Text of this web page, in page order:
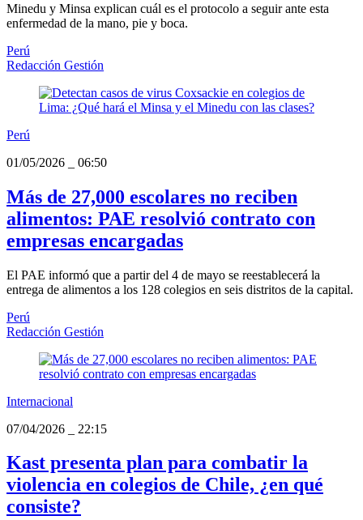
Minedu y Minsa explican cuál es el protocolo a seguir ante esta
enfermedad de la mano, pie y boca.
Perú
Redacción Gestión
Perú
01/05/2026
06:50
Más de 27,000 escolares no reciben
alimentos: PAE resolvió contrato con
empresas encargadas
El PAE informó que a partir del 4 de mayo se reestablecerá la
entrega de alimentos a los 128 colegios en seis distritos de la capital.
Perú
Redacción Gestión
Internacional
07/04/2026
22:15
Kast presenta plan para combatir la
violencia en colegios de Chile, ¿en qué
consiste?